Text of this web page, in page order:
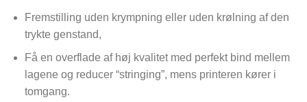
Fremstilling uden krympning eller uden krølning af den
trykte genstand,
Få en overflade af høj kvalitet med perfekt bind mellem
lagene og reducer “stringing”, mens printeren kører i
tomgang.